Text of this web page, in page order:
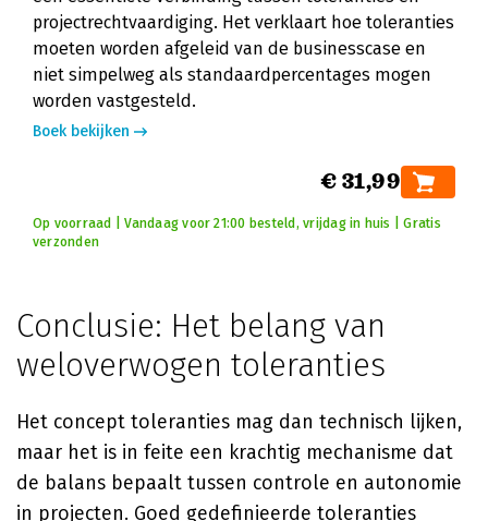
projectrechtvaardiging. Het verklaart hoe toleranties
moeten worden afgeleid van de businesscase en
niet simpelweg als standaardpercentages mogen
worden vastgesteld.
Boek bekijken
€ 31,99
Op voorraad | Vandaag voor 21:00 besteld, vrijdag in huis | Gratis
verzonden
Conclusie: Het belang van
weloverwogen toleranties
Het concept toleranties mag dan technisch lijken,
maar het is in feite een krachtig mechanisme dat
de balans bepaalt tussen controle en autonomie
in projecten. Goed gedefinieerde toleranties